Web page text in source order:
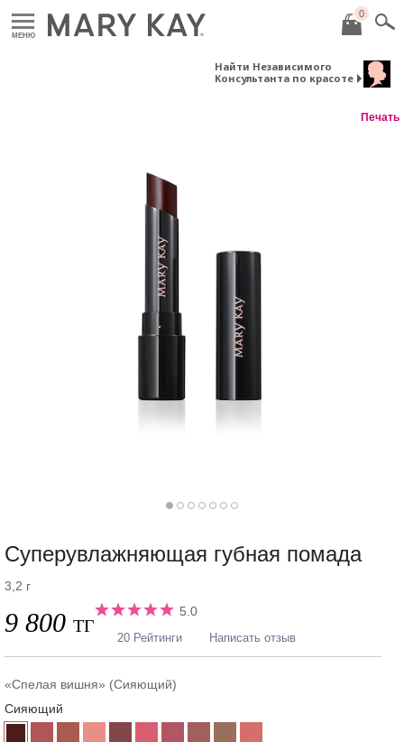
МЕНЮ
0
Найти Независимого
Консультанта по красоте
Печать
Суперувлажняющая губная помада
3,2 г
9 800 ТГ
5.0
20 Рейтинги Написать отзыв
«Спелая вишня» (Сияющий)
Сияющий